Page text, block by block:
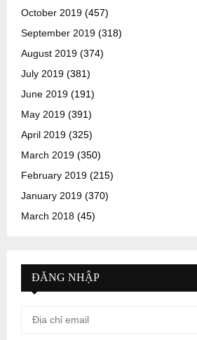
October 2019 (457)
September 2019 (318)
August 2019 (374)
July 2019 (381)
June 2019 (191)
May 2019 (391)
April 2019 (325)
March 2019 (350)
February 2019 (215)
January 2019 (370)
March 2018 (45)
ĐĂNG NHẬP